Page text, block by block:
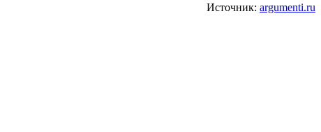
Источник: argumenti.ru